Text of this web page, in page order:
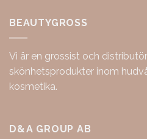
BEAUTYGROSS
Vi är en grossist och
skönhetsprodukter inom
kosmetika.
D&A GROUP AB